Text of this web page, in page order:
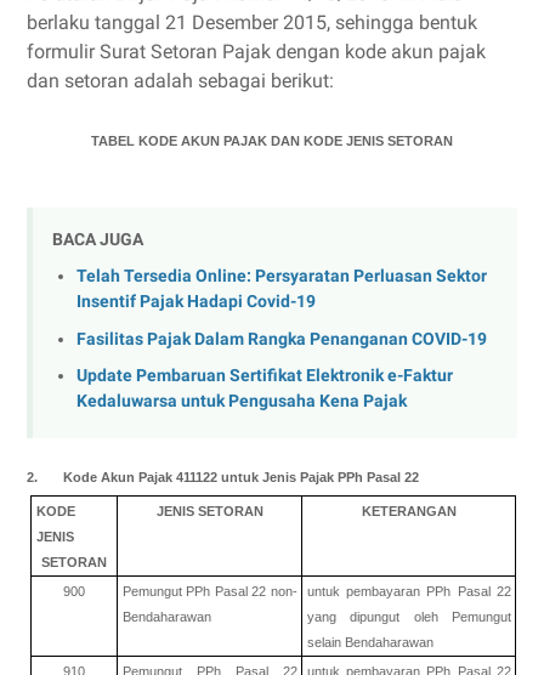
berlaku tanggal 21 Desember 2015, sehingga bentuk
formulir Surat Setoran Pajak dengan kode akun pajak
dan setoran adalah sebagai berikut:
TABEL KODE AKUN PAJAK DAN KODE JENIS SETORAN
BACA JUGA
Telah Tersedia Online: Persyaratan Perluasan Sektor
Insentif Pajak Hadapi Covid-19
Fasilitas Pajak Dalam Rangka Penanganan COVID-19
Update Pembaruan Sertifikat Elektronik e-Faktur
Kedaluwarsa untuk Pengusaha Kena Pajak
2. Kode Akun Pajak 411122 untuk Jenis Pajak PPh Pasal 22
KODE
JENIS
SETORAN
JENIS SETORAN KETERANGAN
900
Pemungut PPh Pasal 22 non-
Bendaharawan
untuk pembayaran PPh Pasal 22
yang dipungut oleh Pemungut
selain Bendaharawan
910
Pemungut PPh Pasal 22
untuk pembayaran PPh Pasal 22